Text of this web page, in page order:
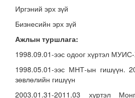
Иргэний эрх зүй
Бизнесийн эрх зүй
Ажлын туршлага:
1998.09.01-ээс одоог хүртэл
1998.05.01-ээс МНТ-ын гишүүн.
зөвлөлийн гишүүн
2003.01.31-2011.03 хүртэл